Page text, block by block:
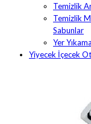
Temizlik
Temizlik
Sabunlar
Yer
Yiyecek İçecek